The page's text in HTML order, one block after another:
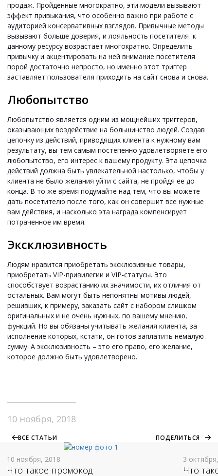
продаж. Пройденные многократно, эти модели вызывают
эффект привыкания, что особенно важно при работе с
аудиторией консервативных взглядов. Привычные методы
вызывают больше доверия, и лояльность посетителя к
данному ресурсу возрастает многократно. Определить
привычку и акцентировать на ней внимание посетителя
порой достаточно непросто, но именно этот триггер
заставляет пользователя приходить на сайт снова и снова.
Любопытство
Любопытство является одним из мощнейших триггеров,
оказывающих воздействие на большинство людей. Создав
цепочку из действий, приводящих клиента к нужному вам
результату, вы тем самым постепенно удовлетворяете его
любопытство, его интерес к вашему продукту. Эта цепочка
действий должна быть увлекательной настолько, чтобы у
клиента не было желания уйти с сайта, не пройдя её до
конца. В то же время подумайте над тем, что вы можете
дать посетителю после того, как он совершит все нужные
вам действия, и насколько эта награда компенсирует
потраченное им время.
Эксклюзивность
Людям нравится приобретать эксклюзивные товары,
приобретать VIP-привилегии и VIP-статусы. Это
способствует возрастанию их значимости, их отличия от
остальных. Вам могут быть непонятны мотивы людей,
решивших, к примеру, заказать сайт с набором слишком
оригинальных и не очень нужных, по вашему мнению,
функций. Но вы обязаны учитывать желания клиента, за
исполнение которых, кстати, он готов заплатить немалую
сумму. А эксклюзивность – это его право, его желание,
которое должно быть удовлетворено.
10 ноября, 2018
ВСЕ СТАТЬИ ПОДЕЛИТЬСЯ
10 ноября, 2018
Что такое промокод
3
Что